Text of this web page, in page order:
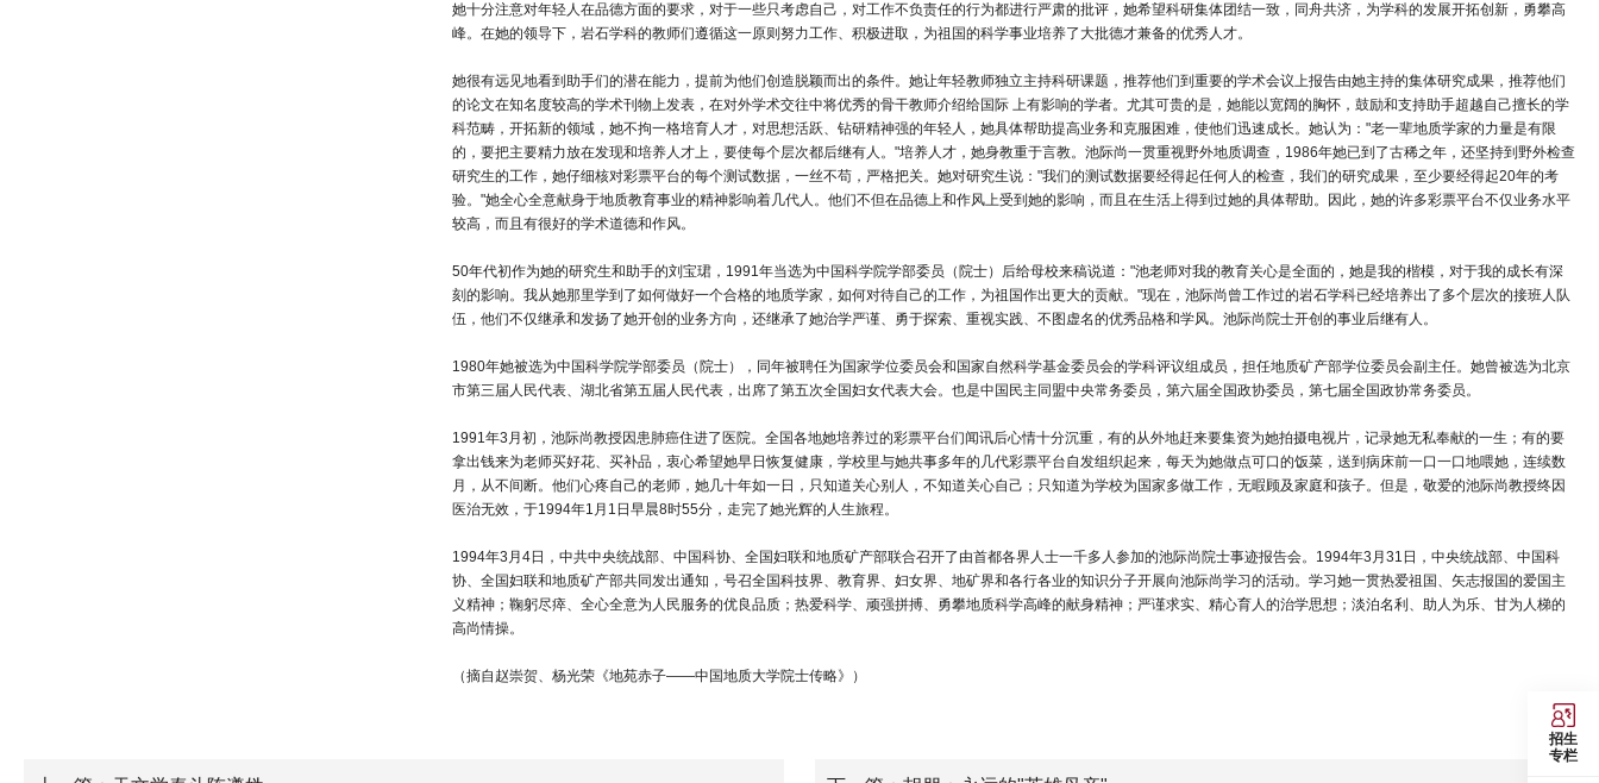
她十分注意对年轻人在品德方面的要求，对于一些只考虑自己，对工作不负责任的行为都进行严肃的批评，她希望科研集体团结一致，同舟共济，为学科的发展开拓创新，勇攀高
峰。在她的领导下，岩石学科的教师们遵循这一原则努力工作、积极进取，为祖国的科学事业培养了大批德才兼备的优秀人才。
她很有远见地看到助手们的潜在能力，提前为他们创造脱颖而出的条件。她让年轻教师独立主持科研课题，推荐他们到重要的学术会议上报告由她主持的集体研究成果，推荐他们
的论文在知名度较高的学术刊物上发表，在对外学术交往中将优秀的骨干教师介绍给国际 上有影响的学者。尤其可贵的是，她能以宽阔的胸怀，鼓励和支持助手超越自己擅长的学
科范畴，开拓新的领域，她不拘一格培育人才，对思想活跃、钻研精神强的年轻人，她具体帮助提高业务和克服困难，使他们迅速成长。她认为："老一辈地质学家的力量是有限
的，要把主要精力放在发现和培养人才上，要使每个层次都后继有人。"培养人才，她身教重于言教。池际尚一贯重视野外地质调查，1986年她已到了古稀之年，还坚持到野外检查
研究生的工作，她仔细核对彩票平台的每个测试数据，一丝不苟，严格把关。她对研究生说："我们的测试数据要经得起任何人的检查，我们的研究成果，至少要经得起20年的考
验。"她全心全意献身于地质教育事业的精神影响着几代人。他们不但在品德上和作风上受到她的影响，而且在生活上得到过她的具体帮助。因此，她的许多彩票平台不仅业务水平
较高，而且有很好的学术道德和作风。
50年代初作为她的研究生和助手的刘宝珺，1991年当选为中国科学院学部委员（院士）后给母校来稿说道："池老师对我的教育关心是全面的，她是我的楷模，对于我的成长有深
刻的影响。我从她那里学到了如何做好一个合格的地质学家，如何对待自己的工作，为祖国作出更大的贡献。"现在，池际尚曾工作过的岩石学科已经培养出了多个层次的接班人队
伍，他们不仅继承和发扬了她开创的业务方向，还继承了她治学严谨、勇于探索、重视实践、不图虚名的优秀品格和学风。池际尚院士开创的事业后继有人。
1980年她被选为中国科学院学部委员（院士），同年被聘任为国家学位委员会和国家自然科学基金委员会的学科评议组成员，担任地质矿产部学位委员会副主任。她曾被选为北京
市第三届人民代表、湖北省第五届人民代表，出席了第五次全国妇女代表大会。也是中国民主同盟中央常务委员，第六届全国政协委员，第七届全国政协常务委员。
1991年3月初，池际尚教授因患肺癌住进了医院。全国各地她培养过的彩票平台们闻讯后心情十分沉重，有的从外地赶来要集资为她拍摄电视片，记录她无私奉献的一生；有的要
拿出钱来为老师买好花、买补品，衷心希望她早日恢复健康，学校里与她共事多年的几代彩票平台自发组织起来，每天为她做点可口的饭菜，送到病床前一口一口地喂她，连续数
月，从不间断。他们心疼自己的老师，她几十年如一日，只知道关心别人，不知道关心自己；只知道为学校为国家多做工作，无暇顾及家庭和孩子。但是，敬爱的池际尚教授终因
医治无效，于1994年1月1日早晨8时55分，走完了她光辉的人生旅程。
1994年3月4日，中共中央统战部、中国科协、全国妇联和地质矿产部联合召开了由首都各界人士一千多人参加的池际尚院士事迹报告会。1994年3月31日，中央统战部、中国科
协、全国妇联和地质矿产部共同发出通知，号召全国科技界、教育界、妇女界、地矿界和各行各业的知识分子开展向池际尚学习的活动。学习她一贯热爱祖国、矢志报国的爱国主
义精神；鞠躬尽瘁、全心全意为人民服务的优良品质；热爱科学、顽强拼搏、勇攀地质科学高峰的献身精神；严谨求实、精心育人的治学思想；淡泊名利、助人为乐、甘为人梯的
高尚情操。
（摘自赵崇贺、杨光荣《地苑赤子——中国地质大学院士传略》）
招生
专栏